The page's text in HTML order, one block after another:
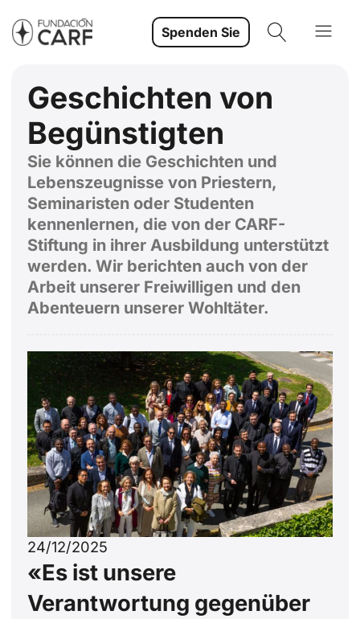
Spenden Sie
Geschichten von
Begünstigten
Sie können die Geschichten und
Lebenszeugnisse von Priestern,
Seminaristen oder Studenten
kennenlernen, die von der CARF-
Stiftung in ihrer Ausbildung unterstützt
werden. Wir berichten auch von der
Arbeit unserer Freiwilligen und den
Abenteuern unserer Wohltäter.
24/12/2025
«Es ist unsere
Verantwortung gegenüber